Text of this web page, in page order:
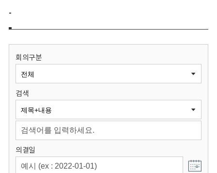
보
원
회
-
회의구분
검색
의결일